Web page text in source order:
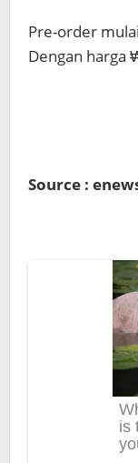
Pre-order
Dengan harga
Source :